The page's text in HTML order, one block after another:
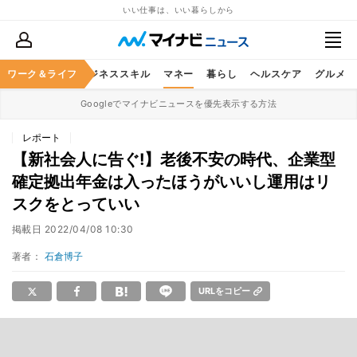
いい仕事は、いい暮らしから
ワーク＆ライフ
キャリア ビジネススキル マネー 暮らし ヘルスケア グルメ
Googleでマイナビニュースを優先表示する方法
レポート
【新社会人に告ぐ!】老後不安の時代、企業型
確定拠出年金は入ったほうがいいし運用はリ
スクをとっていい
掲載日 2022/04/08 10:30
著者： 石倉博子
URLをコピー